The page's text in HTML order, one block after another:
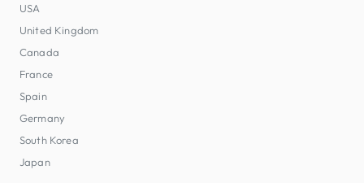
USA
United Kingdom
Canada
France
Spain
Germany
South Korea
Japan